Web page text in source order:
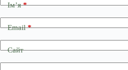
Ім’я*
Email*
Сайт